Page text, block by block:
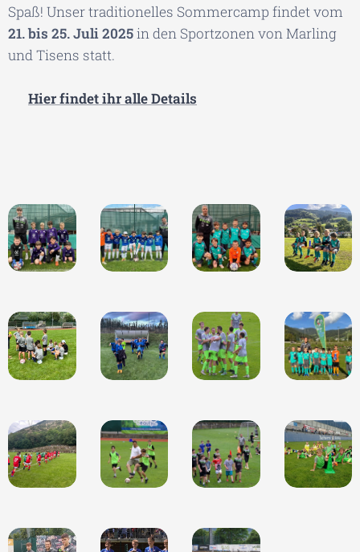
Spaß! Unser traditionelles Sommercamp findet vom
21. bis 25. Juli 2025in den Sportzonen von Marling
und Tisens statt.
Hier findet ihr alle Details